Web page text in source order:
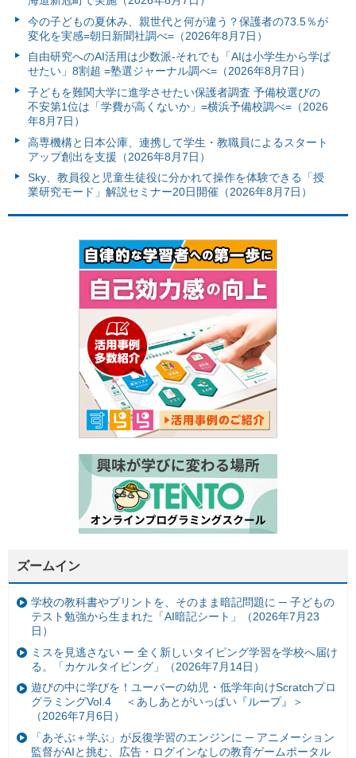
今の子どもの夏休み、親世代と何が違う？保護者の73.5％が
変化を実感=朝日新聞社調べ=（2026年8月7日）
自由研究へのAI活用は少数派-それでも「AIは小学生から学ば
せたい」8割超 =塾選ジャーナル調べ=（2026年8月7日）
子どもを難関大学に進学させたい保護者調査 予備校選びの
不安第1位は「学費が高くないか」=横浜予備校調べ=（2026
年8月7日）
高専機構と日本公庫、連携して学生・教職員によるスタート
アップ創出を支援（2026年8月7日）
Sky、教員役と児童生徒役に分かれて操作を体験できる「授
業研究モード」解説セミナー20日開催（2026年8月7日）
ズームイン
学校の教科書やプリントを、そのまま暗記問題に ─ 子どもの
テスト勉強から生まれた「AI暗記シート」（2026年7月23
日）
ミスを見逃さない ー 全く新しいタイピング学習を学校へ届け
る。「カケルタイピング」（2026年7月14日）
遊びの中に学びを！ユーバーの幼児・低学年向けScratchプロ
グラミングVol.4 ＜あしあとがいっぱい『ループ』＞
（2026年7月6日）
「あそぶ＋学ぶ」が反復学習のエンジンに ─ アニメーション
監督がAIと挑む、広告・ログインなしの教育ゲームポータル